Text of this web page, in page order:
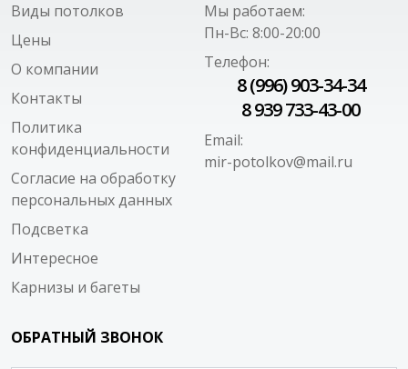
Виды потолков
Цены
О компании
Контакты
Политика
конфиденциальности
Согласие на обработку
персональных данных
Подсветка
Интересное
Карнизы и багеты
Мы работаем:
Пн-Вс: 8:00-20:00
Телефон:
8 (996) 903-34-34
8 939 733-43-00
Email:
mir-potolkov@mail.ru
ОБРАТНЫЙ ЗВОНОК